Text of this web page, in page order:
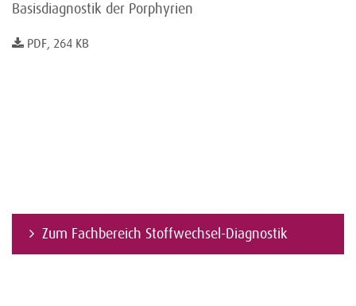
Basisdiagnostik der Porphyrien
PDF, 264 KB
Zum Fachbereich Stoffwechsel-Diagnostik